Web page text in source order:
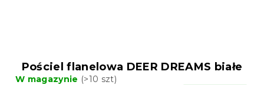
Pościel flanelowa DEER DREAMS białe
W magazynie (>10 szt)